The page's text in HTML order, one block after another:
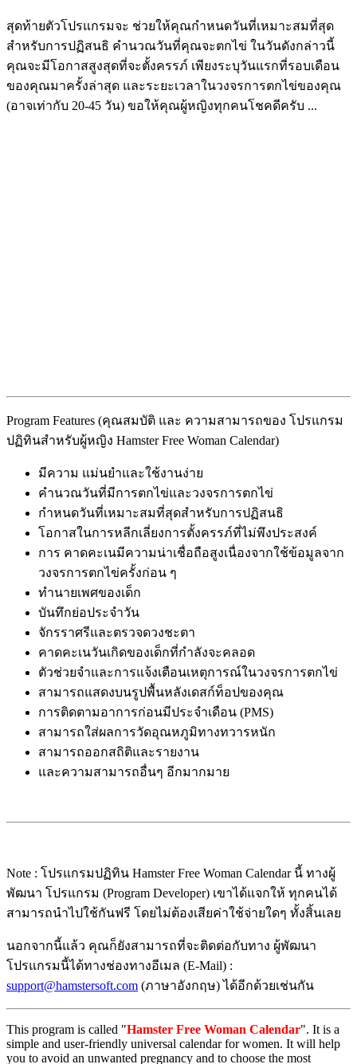
สุดท้ายตัวโปรแกรมจะ ช่วยให้คุณกำหนดวันที่เหมาะสมที่สุด
สำหรับการปฏิสนธิ คำนวณวันที่คุณจะตกไข่ ในวันดังกล่าวนี้
คุณจะมีโอกาสสูงสุดที่จะตั้งครรภ์ เพียงระบุวันแรกที่รอบเดือน
ของคุณมาครั้งล่าสุด และระยะเวลาในวงจรการตกไข่ของคุณ
(อาจเท่ากับ 20-45 วัน) ขอให้คุณผู้หญิงทุกคนโชคดีครับ ...
Program Features (คุณสมบัติ และ ความสามารถของ โปรแกรม
ปฏิทินสำหรับผู้หญิง Hamster Free Woman Calendar)
มีความ แม่นยำและใช้งานง่าย
คำนวณวันที่มีการตกไข่และวงจรการตกไข่
กำหนดวันที่เหมาะสมที่สุดสำหรับการปฏิสนธิ
โอกาสในการหลีกเลี่ยงการตั้งครรภ์ที่ไม่พึงประสงค์
การ คาดคะเนมีความน่าเชื่อถือสูงเนื่องจากใช้ข้อมูลจาก
วงจรการตกไข่ครั้งก่อน ๆ
ทำนายเพศของเด็ก
บันทึกย่อประจำวัน
จักรราศรีและตรวจดวงชะตา
คาดคะเนวันเกิดของเด็กที่กำลังจะคลอด
ตัวช่วยจำและการแจ้งเตือนเหตุการณ์ในวงจรการตกไข่
สามารถแสดงบนรูปพื้นหลังเดสก์ท็อปของคุณ
การติดตามอาการก่อนมีประจำเดือน (PMS)
สามารถใส่ผลการวัดอุณหภูมิทางทวารหนัก
สามารถออกสถิติและรายงาน
และความสามารถอื่นๆ อีกมากมาย
Note : โปรแกรมปฏิทิน Hamster Free Woman Calendar นี้ ทางผู้
พัฒนา โปรแกรม (Program Developer) เขาได้แจกให้ ทุกคนได้
สามารถนำไปใช้กันฟรี โดยไม่ต้องเสียค่าใช้จ่ายใดๆ ทั้งสิ้นเลย
นอกจากนี้แล้ว คุณก็ยังสามารถที่จะติดต่อกับทาง ผู้พัฒนา
โปรแกรมนี้ได้ทางช่องทางอีเมล (E-Mail) :
support@hamstersoft.com (ภาษาอังกฤษ) ได้อีกด้วยเช่นกัน
This program is called "Hamster Free Woman Calendar". It is a
simple and user-friendly universal calendar for women. It will help
you to avoid an unwanted pregnancy and to choose the most